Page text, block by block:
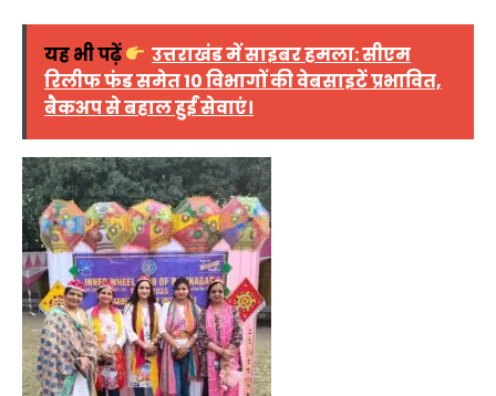
यह भी पढ़ें
उत्तराखंड में साइबर हमला: सीएम
रिलीफ फंड समेत 10 विभागों की वेबसाइटें प्रभावित,
बैकअप से बहाल हुईं सेवाएं।